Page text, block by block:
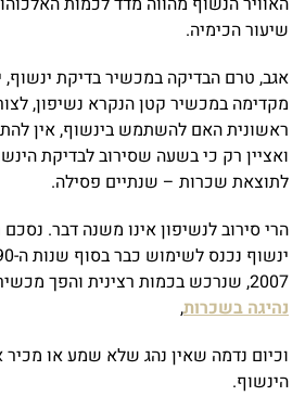
שיעור הכימיה.
אגב, טרם הבדיקה במכשיר בדיקת ינשוף,
מקדימה במכשיר קטן הנקרא נשיפון,
ראשונית האם להשתמש בינשוף, אין
ואציין רק כי בשעה שסירוב לבדיקת
לתוצאת שכרות – שנתיים פסילה.
הרי סירוב לנשיפון אינו משנה דבר.
2007, שנרכש בכמות רצינית והפך מכשיר אכיפה מרכזי נגד
נהיגה בשכרות,
וכיום נדמה שאין נהג שלא שמע או
הינשוף.